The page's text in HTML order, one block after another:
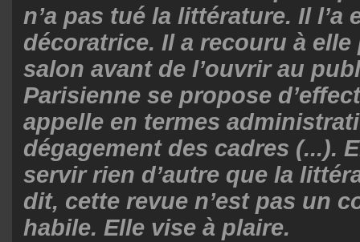
n’a pas tué la littérature. Il l’a
décoratrice. Il a recouru à
salon avant de l’ouvrir au
Parisienne se propose
appelle en termes
dégagement des cadres (...).
servir rien d’autre que la
dit, cette revue n’est pas un
habile. Elle vise à plaire.